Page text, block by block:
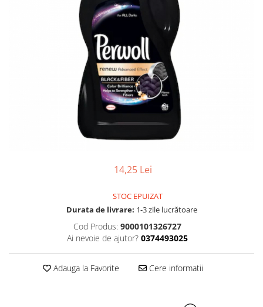
Detergent pardoseala
Detergent toaleta
Echipamente de curăţenie
Folie aluminiu,folie alimentara
Lavete de curatare
Solutie de indepartat rugina si
Indepartarea parului
Pachete de cadouri
Tratament pentru par, conditioner
pentru par, masca de par
14,25 Lei
STOC EPUIZAT
Durata de livrare: 1-3 zile lucrătoare
Cod Produs: 9000101326727
Ai nevoie de ajutor? 0374493025
Adauga la Favorite Cere informatii